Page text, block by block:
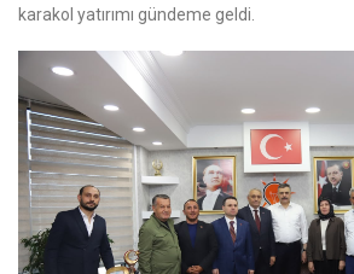
karakol yatırımı gündeme geldi.